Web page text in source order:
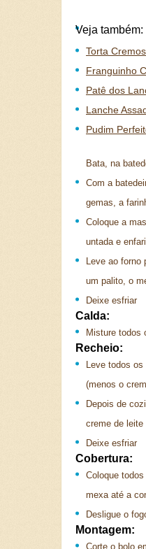
Veja também:
Torta
Franguinho
Patê dos
Lanche
Pudim
Bata, na
Com a
gemas, a
Coloque a
untada e
Leve ao forno
um palito, o
Deixe esfriar
Calda:
Misture todos
Recheio:
Leve todos
(menos o
Depois de
creme de leite
Deixe esfriar
Cobertura:
Coloque
mexa até a
Desligue o
Montagem:
Corte o bolo